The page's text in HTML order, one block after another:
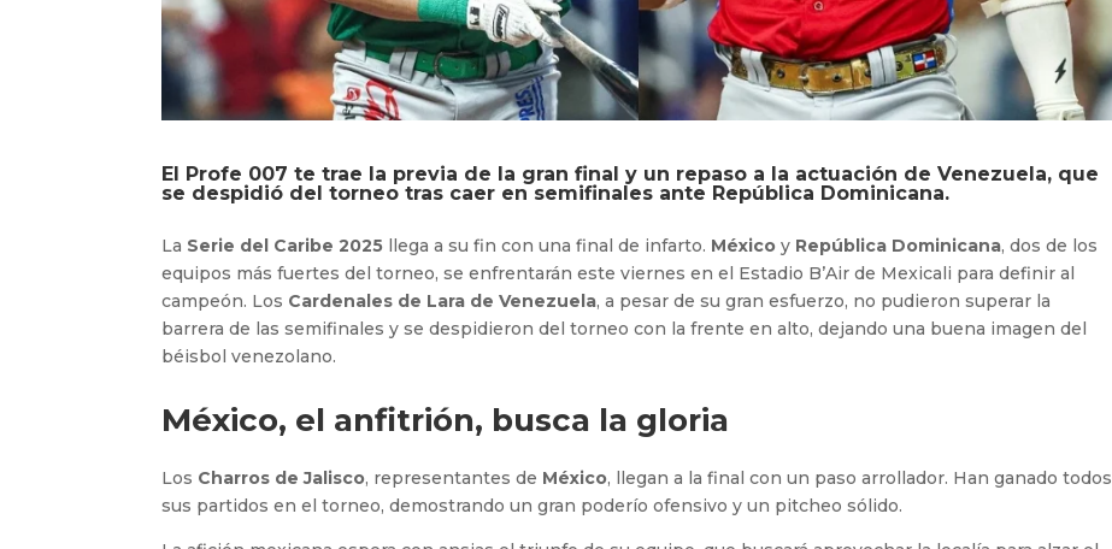
El Profe 007 te trae la previa de la gran final y un repaso a la actuación de Venezuela, que
se despidió del torneo tras caer en semifinales ante República Dominicana.
La Serie del Caribe 2025 llega a su fin con una final de infarto. México y República Dominicana, dos de los
equipos más fuertes del torneo, se enfrentarán este viernes en el Estadio B’Air de Mexicali para definir al
campeón. Los Cardenales de Lara de Venezuela, a pesar de su gran esfuerzo, no pudieron superar la
barrera de las semifinales y se despidieron del torneo con la frente en alto, dejando una buena imagen del
béisbol venezolano.
México, el anfitrión, busca la gloria
Los Charros de Jalisco, representantes de México, llegan a la final con un paso arrollador. Han ganado todos
sus partidos en el torneo, demostrando un gran poderío ofensivo y un pitcheo sólido.